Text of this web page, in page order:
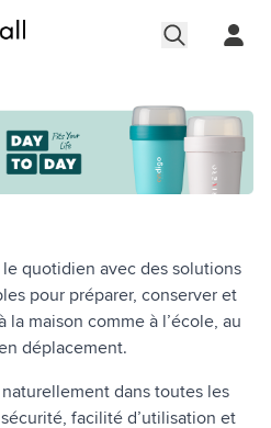
le quotidien avec des solutions
pour préparer, conserver et
la maison comme à l’école, au
déplacement.
dans toutes les
facilité d’utilisation et